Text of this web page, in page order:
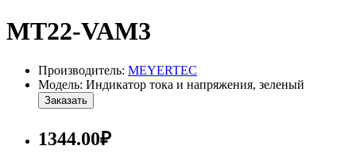
MT22-VAM3
Производитель: MEYERTEC
Модель: Индикатор тока и напряжения, зеленый
Заказать
1344.00₽